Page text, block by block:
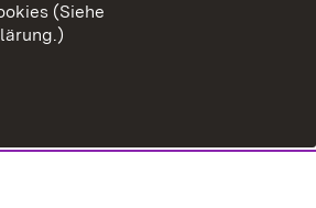
(Siehe